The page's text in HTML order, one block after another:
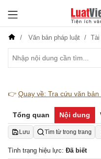
Văn bản pháp luật Tài
👉 Quay về: Tra cứu văn
Tổng quan Nội dung
Lưu Tìm từ trong trang
Tình trạng hiệu lực: Đã biết